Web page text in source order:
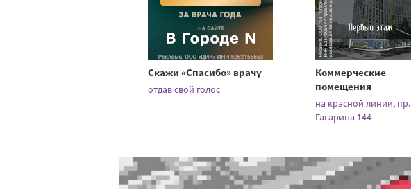
Скажи «Спасибо» врачу
отдав свой голос
Коммерческие
помещения
на красной линии, пр.
Гагарина 144